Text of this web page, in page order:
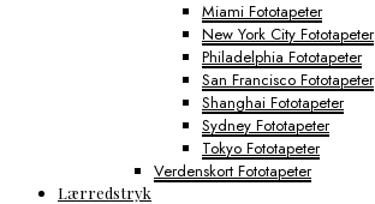
Miami Fototapeter
New York City Fototapeter
Philadelphia Fototapeter
San Francisco Fototapeter
Shanghai Fototapeter
Sydney Fototapeter
Tokyo Fototapeter
Verdenskort Fototapeter
Lærredstryk